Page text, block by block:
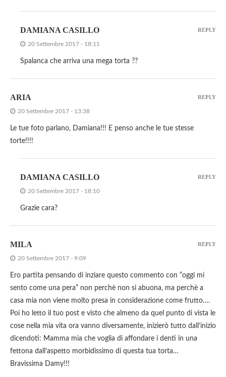
DAMIANA CASILLO
20 Settembre 2017 - 18:11
Spalanca che arriva una mega torta ??
REPLY
ARIA
20 Settembre 2017 - 13:38
Le tue foto parlano, Damiana!!! E penso anche le tue stesse
torte!!!!
REPLY
DAMIANA CASILLO
20 Settembre 2017 - 18:10
Grazie cara?
REPLY
MILA
20 Settembre 2017 - 9:09
Ero partita pensando di inziare questo commento con “oggi mi
sento come una pera” non perchè non si abuona, ma perchè a
casa mia non viene molto presa in considerazione come frutto….
Poi ho letto il tuo post e visto che almeno da quel punto di vista le
cose nella mia vita ora vanno diversamente, inizierò tutto dall’inizio
dicendoti: Mamma mia che voglia di affondare i denti in una
fettona dall’aspetto morbidissimo di questa tua torta…
Bravissima Damy!!!
REPLY